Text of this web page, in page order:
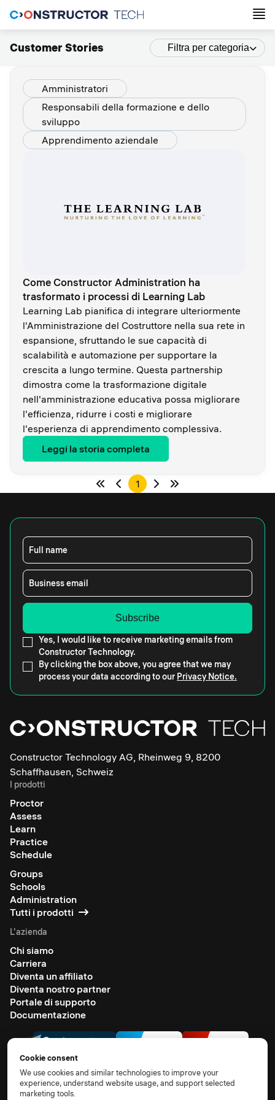
Customer Stories Filtra per categoria
Amministratori
Responsabili della formazione e dello
sviluppo
Apprendimento aziendale
Come Constructor Administration ha
trasformato i processi di Learning Lab
Learning Lab pianifica di integrare ulteriormente
l'Amministrazione del Costruttore nella sua rete in
espansione, sfruttando le sue capacità di
scalabilità e automazione per supportare la
crescita a lungo termine. Questa partnership
dimostra come la trasformazione digitale
nell'amministrazione educativa possa migliorare
l'efficienza, ridurre i costi e migliorare
l'esperienza di apprendimento complessiva.
Leggi la storia completa
1
Full name
Business email
Yes, I would like to receive marketing emails from
Constructor Technology.
By clicking the box above, you agree that we may
process your data according to our Privacy Notice.
Constructor Technology AG, Rheinweg 9, 8200
Schaffhausen, Schweiz
I prodotti
Proctor
Assess
Learn
Practice
Schedule
Groups
Schools
Administration
Tutti i prodotti
L'azienda
Chi siamo
Carriera
Diventa un affiliato
Diventa nostro partner
Portale di supporto
Documentazione
Cookie consent
We use cookies and similar technologies to improve your
experience, understand website usage, and support selected
marketing tools.